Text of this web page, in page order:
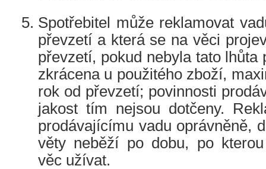
Spotřebitel může reklamovat
převzetí a která se na věci
převzetí, pokud nebyla tato lhůta
zkrácena u použitého zboží,
rok od převzetí; povinnosti
jakost tím nejsou dotčeny.
prodávajícímu vadu oprávněně,
věty neběží po dobu, po
věc užívat.